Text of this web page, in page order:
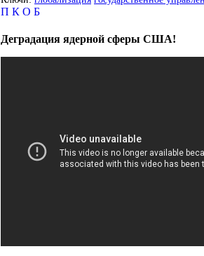
П К О Б
Деградация ядерной сферы США!